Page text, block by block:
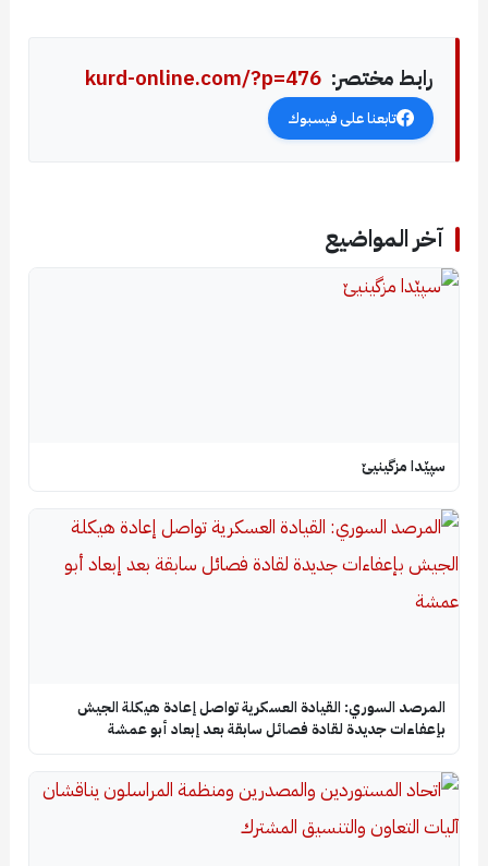
رابط مختصر: kurd-online.com/?p=476
تابعنا على فيسبوك
آخر المواضيع
سپێدا مزگینیێ
المرصد السوري: القيادة العسكرية تواصل إعادة هيكلة الجيش
بإعفاءات جديدة لقادة فصائل سابقة بعد إبعاد أبو عمشة